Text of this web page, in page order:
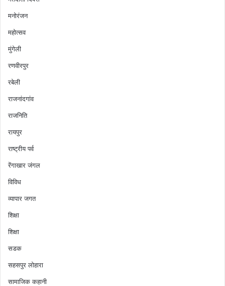
मनोरंजन
महोत्सव
मुंगेली
रणवीरपुर
रबेली
राजनांदगांव
राजनिति
रायपुर
राष्ट्रीय पर्व
रेंगाखार जंगल
विविध
व्यापार जगत
शिक्षा
शिक्षा
सडक
सहसपुर लोहारा
सामाजिक कहानी